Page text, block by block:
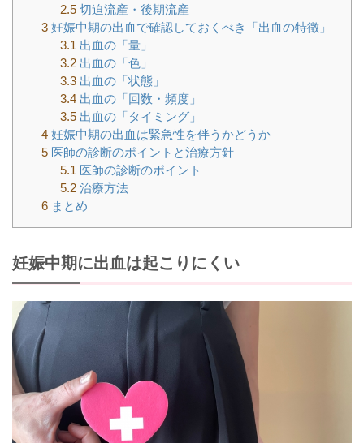
2.5切迫流産・後期流産
3 妊娠中期の出血で確認しておくべき「出血の特徴」
3.1 出血の「量」
3.2出血の「色」
3.3出血の「状態」
3.4出血の「回数・頻度」
3.5出血の「タイミング」
4 妊娠中期の出血は緊急性を伴うかどうか
5 医師の診断のポイントと治療方針
5.1 医師の診断のポイント
5.2治療方法
6 まとめ
妊娠中期に出血は起こりにくい